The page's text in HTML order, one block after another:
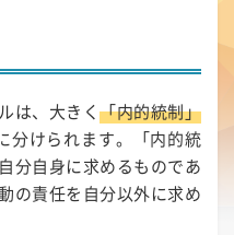
は、大きく「内的統制」
分けられます。「内的統
分自身に求めるものであ
の責任を自分以外に求め